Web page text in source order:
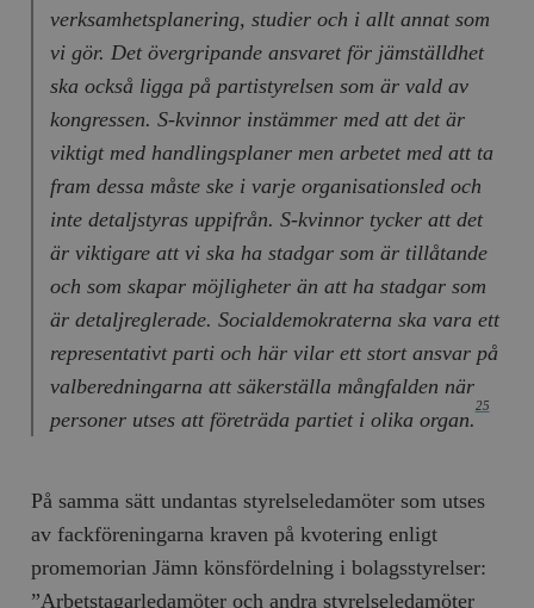
verksamhetsplanering, studier och i allt annat som
vi gör. Det övergripande ansvaret för jämställdhet
ska också ligga på partistyrelsen som är vald av
kongressen. S-kvinnor instämmer med att det är
viktigt med handlingsplaner men arbetet med att ta
fram dessa måste ske i varje organisationsled och
inte detaljstyras uppifrån. S-kvinnor tycker att det
är viktigare att vi ska ha stadgar som är tillåtande
och som skapar möjligheter än att ha stadgar som
är detaljreglerade. Socialdemokraterna ska vara ett
representativt parti och här vilar ett stort ansvar på
valberedningarna att säkerställa mångfalden när
personer utses att företräda partiet i olika organ.
25
På samma sätt undantas styrelseledamöter som utses
av fackföreningarna kraven på kvotering enligt
promemorian Jämn könsfördelning i bolagsstyrelser:
”Arbetstagarledamöter och andra styrelseledamöter